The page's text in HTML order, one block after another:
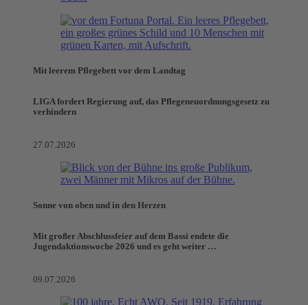
Mit leerem Pflegebett vor dem Landtag
LIGA fordert Regierung auf, das Pflegeneuordnungsgesetz zu
verhindern
27.07.2026
Sonne von oben und in den Herzen
Mit großer Abschlussfeier auf dem Bassi endete die
Jugendaktionswoche 2026 und es geht weiter …
09.07.2026